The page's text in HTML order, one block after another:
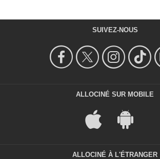
SUIVEZ-NOUS
ALLOCINÉ SUR MOBILE
ALLOCINÉ À L'ÉTRANGER